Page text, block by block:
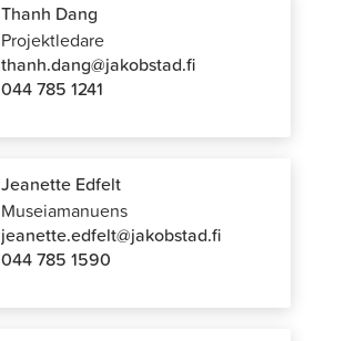
Thanh Dang
Projektledare
thanh.dang@jakobstad.fi
044 785 1241
Jeanette Edfelt
Museiamanuens
jeanette.edfelt@jakobstad.fi
044 785 1590